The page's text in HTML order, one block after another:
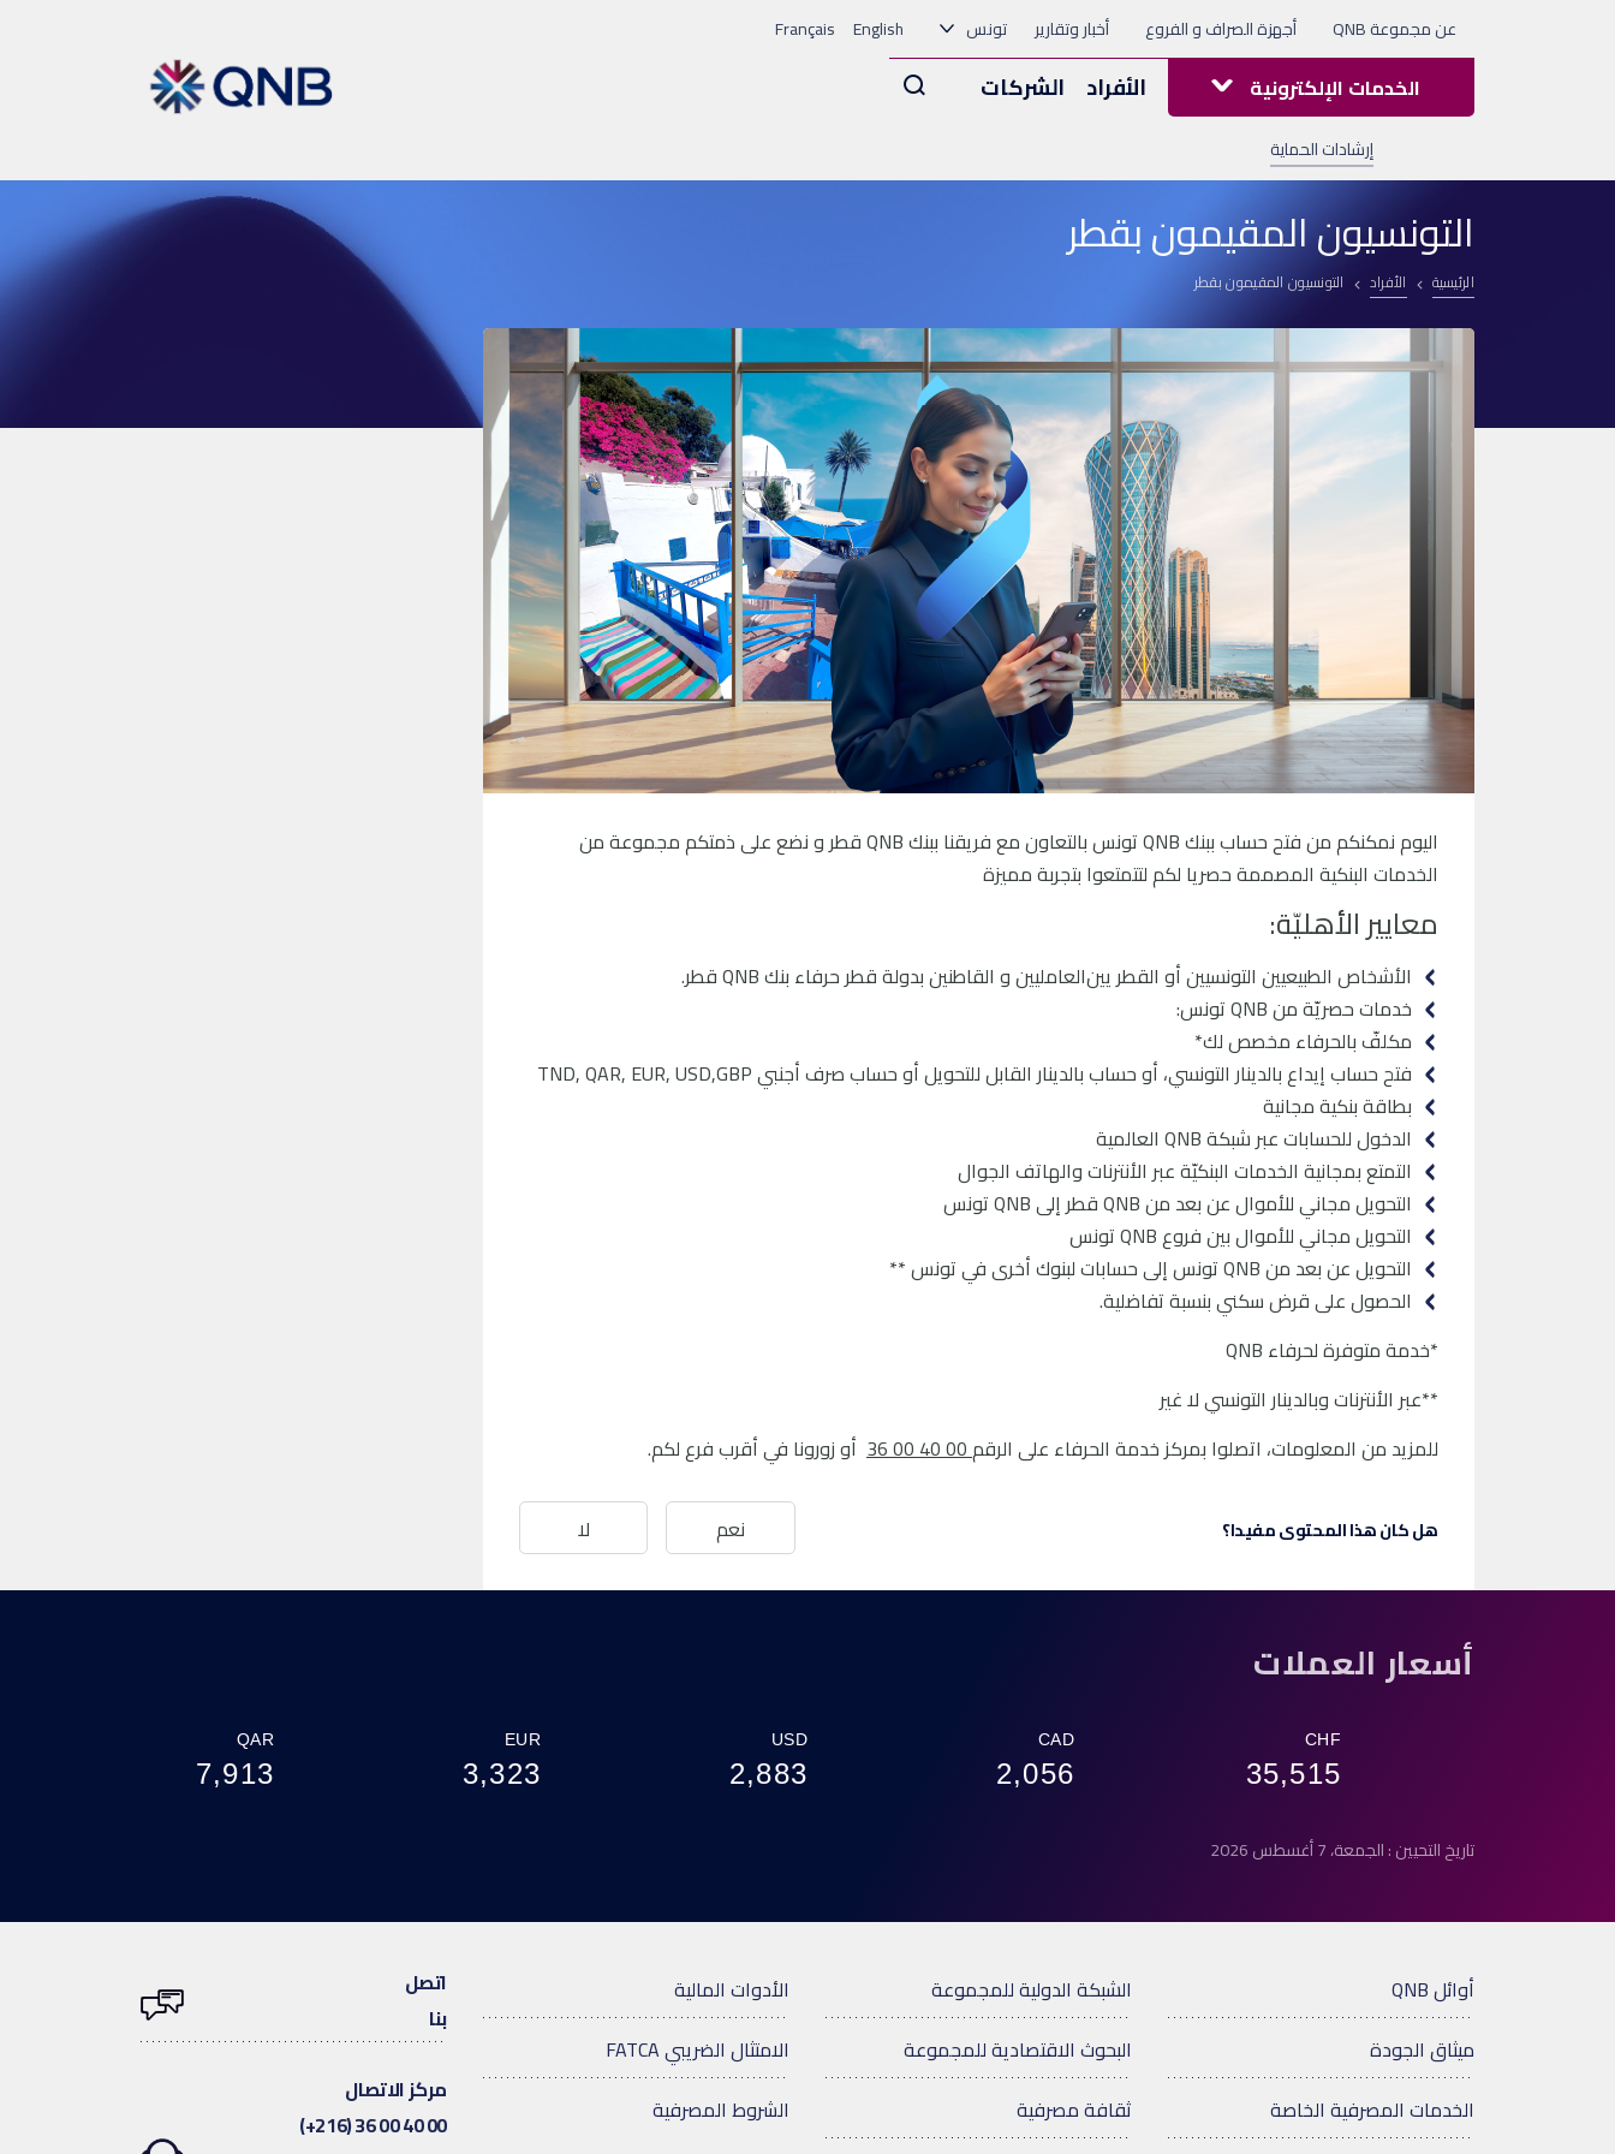
عن مجموعة QNB أجهزة الصراف و الفروع أخبار وتقارير تونس English
Français
الأفراد الشركاتArama الخدمات الإلكترونية
إرشادات الحماية
التونسيون المقيمون بقطر
الرئيسية الأفراد التونسيون المقيمون بقطر
اﻟﻴﻮم ﻧﻤﻜﻨﻜﻢ ﻣﻦ ﻓﺘﺢ ﺣﺴﺎب ﺑﺒﻨﻚ QNB ﺗﻮﻧﺲ ﺑﺎﻟﺘﻌﺎون ﻣﻊ ﻓﺮﻳﻘﻨﺎ ﺑﺒﻨﻚ QNB ﻗﻄﺮ و ﻧﻀﻊ ﻋﻠﻰ ذﻣﺘﻜﻢ ﻣﺠﻤﻮﻋﺔ ﻣﻦ
اﻟﺨﺪﻣﺎت اﻟﺒﻨﻜﻴﺔ اﻟﻤﺼﻤﻤﺔ ﺣﺼﺮﻳﺎ ﻟﻜﻢ ﻟﺘﺘﻤﺘﻌﻮا ﺑﺘﺠﺮﺑﺔ ﻣﻤﻴﺰة
معايير الأهليّة:
اﻷﺷﺨﺎص اﻟﻄﺒﻴﻌﻴﻴﻦ اﻟﺘﻮﻧﺴﻴﻴﻦ أو اﻟﻘﻄﺮ ﻳﻴﻦاﻟﻌﺎﻣﻠﻴﻴﻦ و اﻟﻘﺎﻃﻨﻴﻦ ﺑﺪوﻟﺔ ﻗﻄﺮ ﺣﺮﻓﺎء ﺑﻨﻚ QNB ﻗﻄﺮ.
خدمات حصريّة من QNB تونس:
مكلفّ بالحرفاء مخصص لك*
فتح حساب إيداع بالدينار التونسي، أو حساب بالدينار القابل للتحويل أو حساب صرف أجنبي TND, QAR, EUR, USD,GBP
بطاقة بنكية مجانية
الدخول للحسابات عبر شبكة QNB العالمية
التمتع بمجانية الخدمات البنكيّة عبر الأنترنات والهاتف الجوال
التحويل مجاني للأموال عن بعد من QNB قطر إلى QNB تونس
التحويل مجاني للأموال بين فروع QNB تونس
التحويل عن بعد من QNB تونس إلى حسابات لبنوك أخرى في تونس **
اﻟﺤﺼﻮل ﻋﻠﻰ ﻗﺮض ﺳﻜﻨﻲ ﺑﻨﺴﺒﺔ ﺗﻔﺎﺿﻠﻴﺔ.
*خدمة متوفرة لحرفاء QNB
**عبر الأنترنات وبالدينار التونسي لا غير
ﻟﻠﻤﺰﻳﺪ ﻣﻦ اﻟﻤﻌﻠﻮﻣﺎت، اﺗﺼﻠﻮا ﺑﻤﺮﻛﺰ ﺧﺪﻣﺔ اﻟﺤﺮﻓﺎء ﻋﻠﻰ اﻟﺮﻗﻢ00 40 00 36 أو زوروﻧﺎ ﻓﻲ أﻗﺮب ﻓﺮع ﻟﻜﻢ.
هل كان هذا المحتوى مفيدا؟ نعم لا
أسعار العملات
QAR
7,913
EUR
3,323
USD
2,883
CAD
2,056
CHF
35,515
تاريخ التحيين : الجمعة، 7 أغسطس 2026
أوائل QNB
ميثاق الجودة
الخدمات المصرفية الخاصة
الشبكة الدولية للمجموعة
البحوث الاقتصادية للمجموعة
ثقافة مصرفية
الأدوات المالية
الامتثال الضريبي FATCA
الشروط المصرفية
اتصل
بنا
مركز الاتصال
(+216) 36 00 40 00